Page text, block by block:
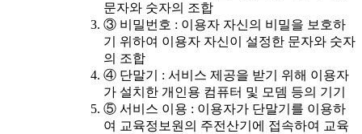
문자와 숫자의 조합
③ 비밀번호 : 이용자 자신의 비밀을 보호하
기 위하여 이용자 자신이 설정한 문자와 숫자
의 조합
④ 단말기 : 서비스 제공을 받기 위해 이용자
가 설치한 개인용 컴퓨터 및 모뎀 등의 기기
⑤ 서비스 이용 : 이용자가 단말기를 이용하
여 교육정보원의 주전산기에 접속하여 교육